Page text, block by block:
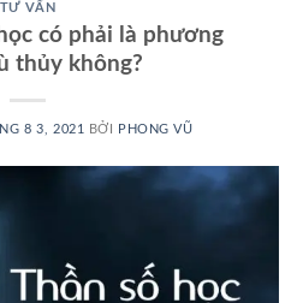
TƯ VẤN
có phải là phương
thủy không?
8 3, 2021 BỞI PHONG VŨ